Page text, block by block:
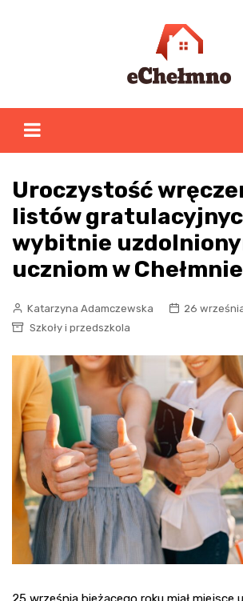
Uroczystość
listów
wybitnie
uczniom w Chełmnie
Katarzyna Adamczewska
26
Szkoły i przedszkola